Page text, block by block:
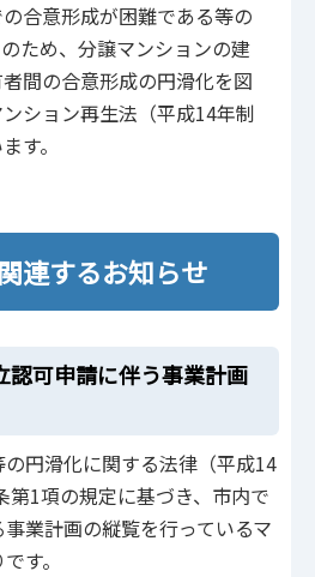
合意形成が困難である等の
ため、分譲マンションの建
間の合意形成の円滑化を図
ション再生法（平成14年制
す。
連するお知らせ
認可申請に伴う事業計画
円滑化に関する法律（平成14
第1項の規定に基づき、市内で
業計画の縦覧を行っているマ
す。